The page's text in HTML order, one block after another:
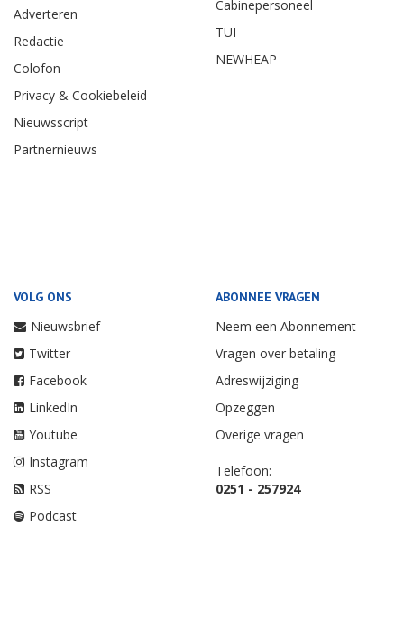
Adverteren
Redactie
Colofon
Privacy & Cookiebeleid
Nieuwsscript
Partnernieuws
Cabinepersoneel
TUI
NEWHEAP
VOLG ONS
Nieuwsbrief
Twitter
Facebook
LinkedIn
Youtube
Instagram
RSS
Podcast
ABONNEE VRAGEN
Neem een Abonnement
Vragen over betaling
Adreswijziging
Opzeggen
Overige vragen
Telefoon:
0251 - 257924